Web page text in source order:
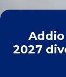
2027